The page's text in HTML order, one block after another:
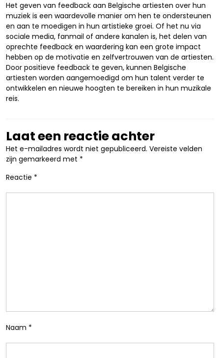
Het geven van feedback aan Belgische artiesten over hun
muziek is een waardevolle manier om hen te ondersteunen
en aan te moedigen in hun artistieke groei. Of het nu via
sociale media, fanmail of andere kanalen is, het delen van
oprechte feedback en waardering kan een grote impact
hebben op de motivatie en zelfvertrouwen van de artiesten.
Door positieve feedback te geven, kunnen Belgische
artiesten worden aangemoedigd om hun talent verder te
ontwikkelen en nieuwe hoogten te bereiken in hun muzikale
reis.
Laat een reactie achter
Het e-mailadres wordt niet gepubliceerd. Vereiste velden
zijn gemarkeerd met *
Reactie *
Naam *